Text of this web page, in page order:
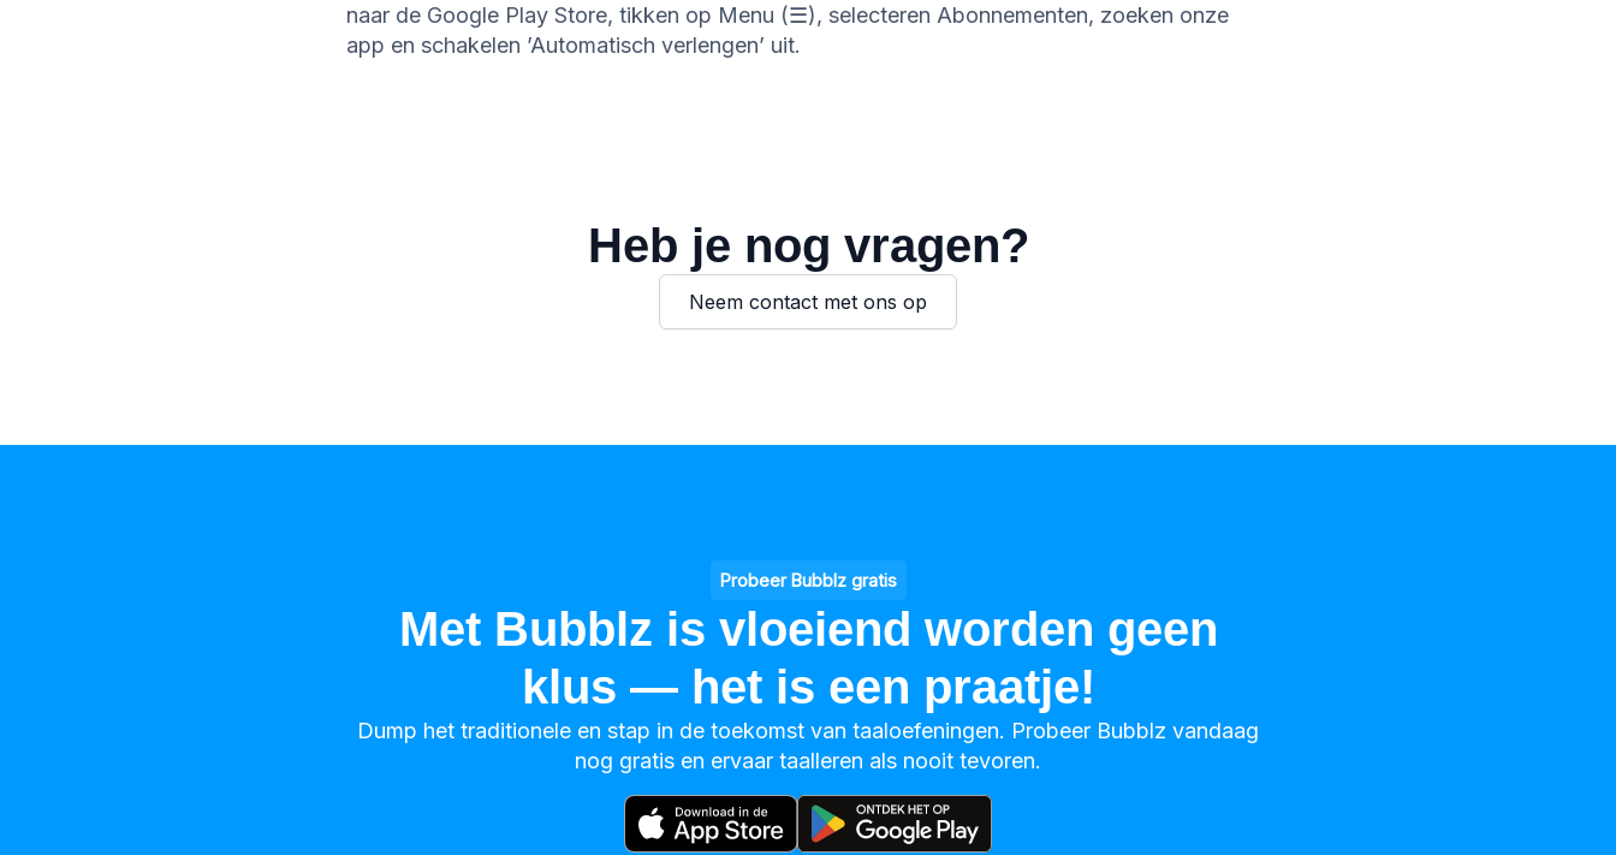
naar de Google Play Store, tikken op Menu (☰), selecteren Abonnementen, zoeken onze
app en schakelen ’Automatisch verlengen’ uit.
Heb je nog vragen?
Neem contact met ons op
Probeer Bubblz gratis
Met Bubblz is vloeiend worden geen
klus — het is een praatje!
Dump het traditionele en stap in de toekomst van taaloefeningen. Probeer Bubblz vandaag
nog gratis en ervaar taalleren als nooit tevoren.